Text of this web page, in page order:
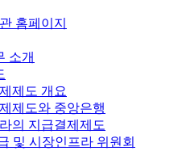
홈페이지
소개
제도 개요
제도와 중앙은행
의 지급결제제도
및 시장인프라 위원회